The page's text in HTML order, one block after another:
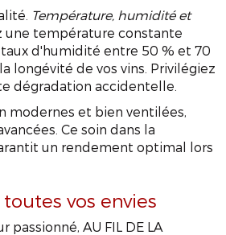
Température, humidité et
température constante
taux d'humidité entre 50 % et 70
longévité de vos vins. Privilégiez
dégradation accidentelle.
modernes et bien ventilées,
Ce soin dans la
un rendement optimal lors
vos envies
passionné, AU FIL DE LA